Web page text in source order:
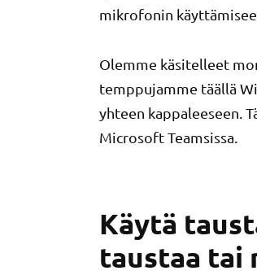
mikrofonin
Olemme käsitelleet
temppujamme täällä
yhteen kappaleeseen.
Microsoft Teamsissa.
Käytä
taustaa tai